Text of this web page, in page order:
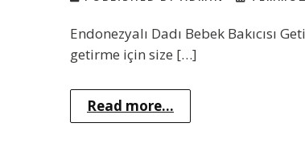
Endonezyalı Dadı Bebek Bakıcısı
getirme için size […]
Read more...